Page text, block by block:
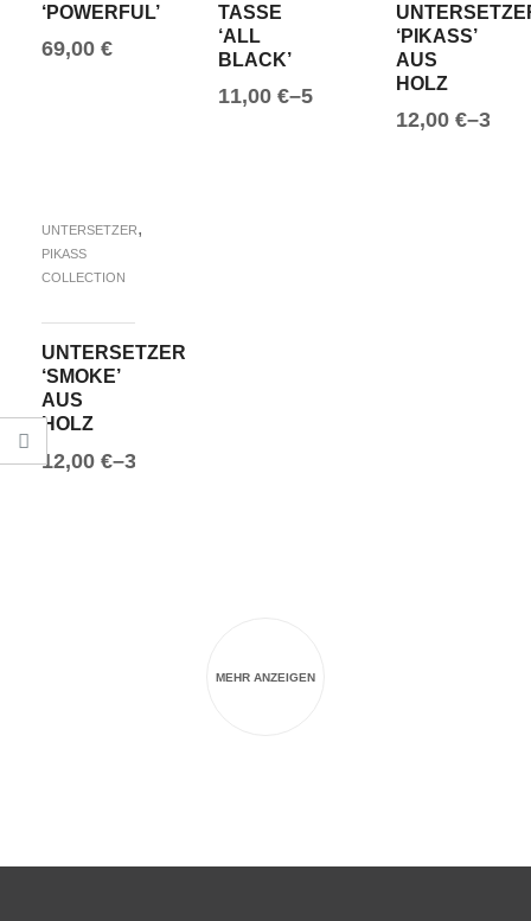
‘POWERFUL’
69,00 €
IN DEN WARENKORB
TASSE
‘ALL
BLACK’
50,00
–
11,00€
AUSFÜHRUNG WÄHLEN
‘PIKASS’
AUS
HOLZ
–
12,00 €
UNTERSETZER,
PIKASS
COLLECTION
UNTERSETZER
‘SMOKE’
AUS
HOLZ
30,00
–
12,00 €
MEHR ANZEIGEN